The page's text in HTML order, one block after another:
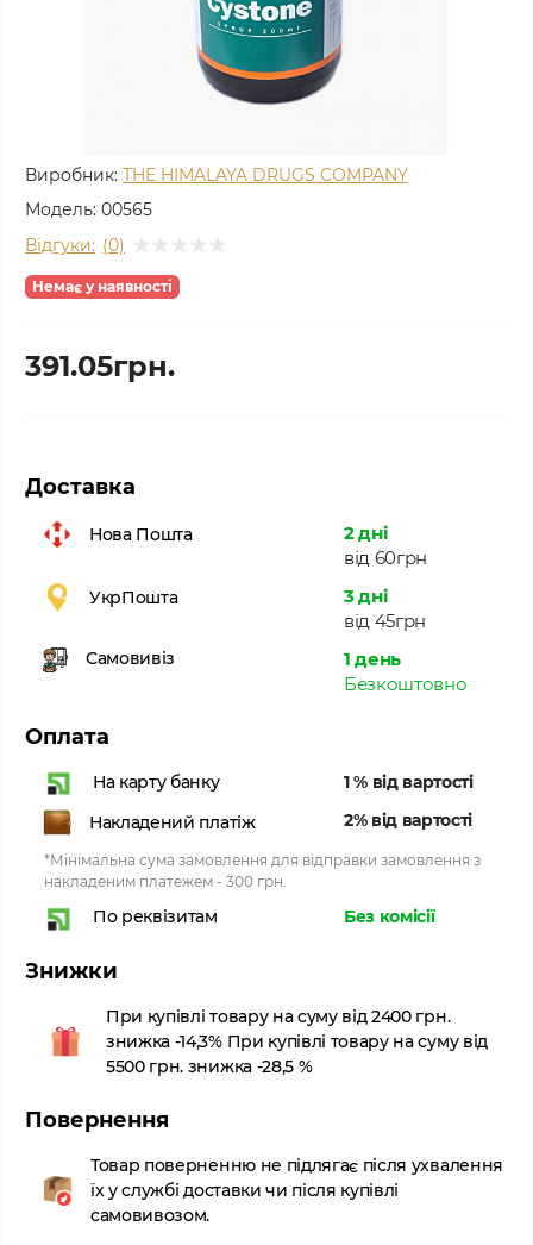
Виробник: THE HIMALAYA DRUGS COMPANY
Модель: 00565
Відгуки: (0)
Немає у наявності
391.05грн.
Доставка
Нова Пошта
2 дні
від 60грн
УкрПошта
3 дні
від 45грн
Самовивіз
1 день
Безкоштовно
Оплата
На карту банку
1 % від вартості
Накладений платіж
2% від вартості
*Мінімальна сума замовлення для відправки замовлення з
накладеним платежем - 300 грн.
По реквізитам Без комісії
Знижки
При купівлі товару на суму від 2400 грн.
знижка -14,3% При купівлі товару на суму від
5500 грн. знижка -28,5 %
Повернення
Товар поверненню не підлягає після ухвалення
їх у службі доставки чи після купівлі
самовивозом.